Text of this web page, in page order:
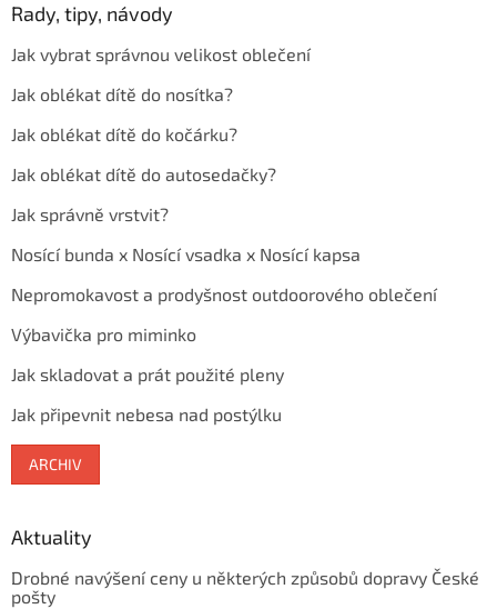
Rady, tipy, návody
Jak vybrat správnou velikost oblečení
Jak oblékat dítě do nosítka?
Jak oblékat dítě do kočárku?
Jak oblékat dítě do autosedačky?
Jak správně vrstvit?
Nosící bunda x Nosící vsadka x Nosící kapsa
Nepromokavost a prodyšnost outdoorového oblečení
Výbavička pro miminko
Jak skladovat a prát použité pleny
Jak připevnit nebesa nad postýlku
ARCHIV
Aktuality
Drobné navýšení ceny u některých způsobů dopravy České
pošty